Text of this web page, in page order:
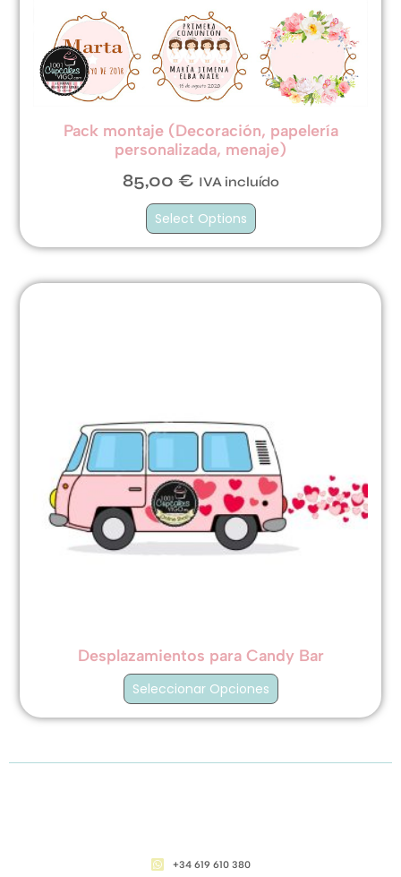
Pack montaje (Decoración, papelería
personalizada, menaje)
85,00 € IVA incluído
Select Options
Desplazamientos para Candy Bar
Seleccionar Opciones
+34 619 610 380